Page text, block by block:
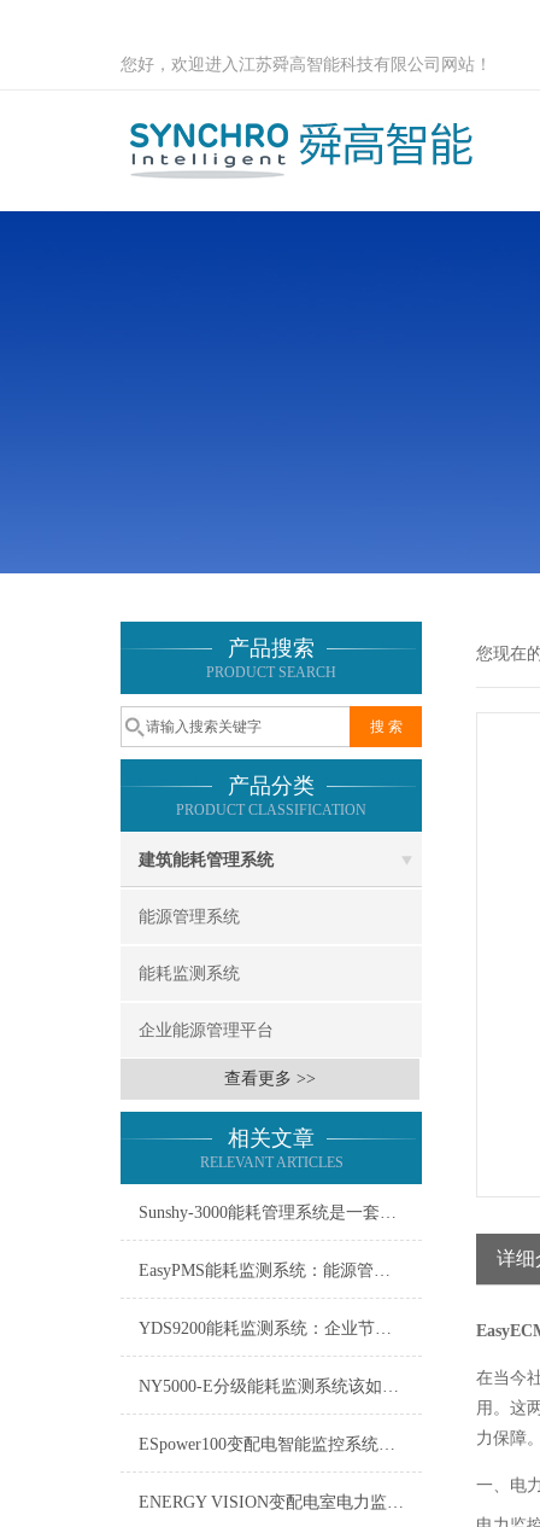
您好，欢迎进入江苏舜高智能科技有限公司网站！
产品搜索
PRODUCT SEARCH
产品分类
PRODUCT CLASSIFICATION
建筑能耗管理系统
能源管理系统
能耗监测系统
企业能源管理平台
查看更多 >>
相关文章
RELEVANT ARTICLES
Sunshy-3000能耗管理系统是一套用于监测、分析能源使用情况的工具
EasyPMS能耗监测系统：能源管理的智慧之眼
YDS9200能耗监测系统：企业节能增效的智慧之眼
NY5000-E分级能耗监测系统该如何使用？
ESpower100变配电智能监控系统技术参数
ENERGY VISION变配电室电力监控系统维修保养
您现在
详细
在当今
用。这
力保障
一、电